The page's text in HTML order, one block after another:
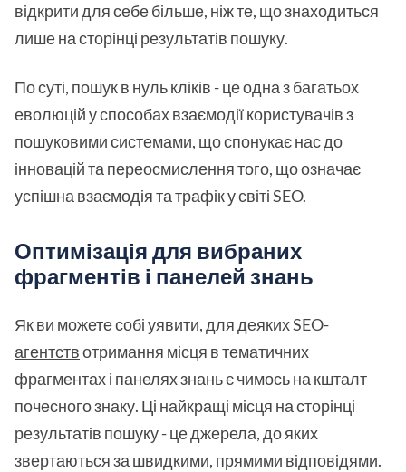
відкрити для себе більше, ніж те, що знаходиться
лише на сторінці результатів пошуку.
По суті, пошук в нуль кліків - це одна з багатьох
еволюцій у способах взаємодії користувачів з
пошуковими системами, що спонукає нас до
інновацій та переосмислення того, що означає
успішна взаємодія та трафік у світі SEO.
Оптимізація для вибраних
фрагментів і панелей знань
Як ви можете собі уявити, для деякихSEO-
агентствотримання місця в тематичних
фрагментах і панелях знань є чимось на кшталт
почесного знаку. Ці найкращі місця на сторінці
результатів пошуку - це джерела, до яких
звертаються за швидкими, прямими відповідями.